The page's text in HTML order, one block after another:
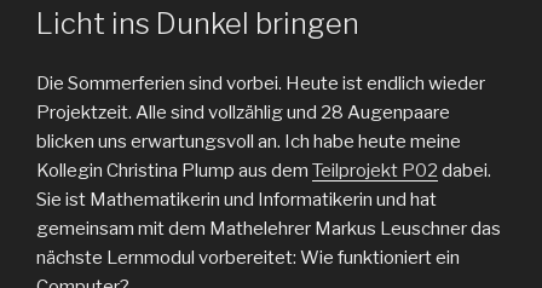
AM
Licht ins Dunkel bringen
Die Sommerferien sind vorbei. Heute ist endlich wieder
Projektzeit. Alle sind vollzählig und 28 Augenpaare
blicken uns erwartungsvoll an. Ich habe heute meine
Kollegin Christina Plump aus dem Teilprojekt P02 dabei.
Sie ist Mathematikerin und Informatikerin und hat
gemeinsam mit dem Mathelehrer Markus Leuschner das
nächste Lernmodul vorbereitet: Wie funktioniert ein